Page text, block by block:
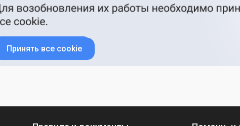
Принять все cookie